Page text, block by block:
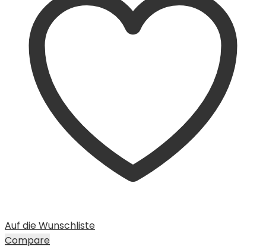
Auf die Wunschliste
Compare